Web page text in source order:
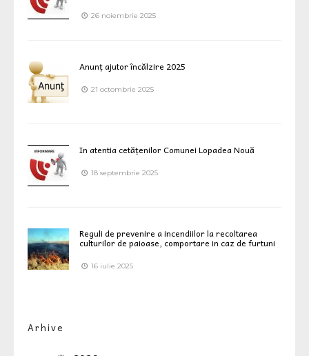
26 noiembrie 2025
Anunț ajutor încălzire 2025
21 octombrie 2025
In atentia cetățenilor Comunei Lopadea Nouă
18 septembrie 2025
Reguli de prevenire a incendiilor la recoltarea
culturilor de paioase, comportare in caz de furtuni
16 iulie 2025
Arhive